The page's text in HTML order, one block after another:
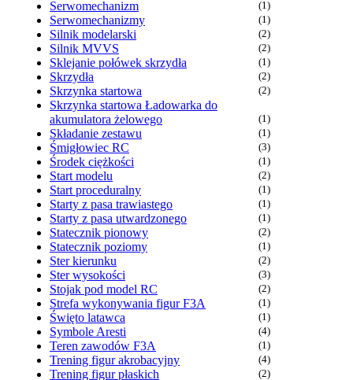
Serwomechanizm (1)
Serwomechanizmy (1)
Silnik modelarski (2)
Silnik MVVS (2)
Sklejanie połówek skrzydła (1)
Skrzydła (2)
Skrzynka startowa (2)
Skrzynka startowa Ładowarka do
akumulatora żelowego
(1)
Składanie zestawu (1)
Śmigłowiec RC (3)
Środek ciężkości (1)
Start modelu (2)
Start proceduralny (1)
Starty z pasa trawiastego (1)
Starty z pasa utwardzonego (1)
Statecznik pionowy (2)
Statecznik poziomy (1)
Ster kierunku (2)
Ster wysokości (3)
Stojak pod model RC (2)
Strefa wykonywania figur F3A (1)
Święto latawca (1)
Symbole Aresti (4)
Teren zawodów F3A (1)
Trening figur akrobacyjny (4)
Trening figur płaskich (2)